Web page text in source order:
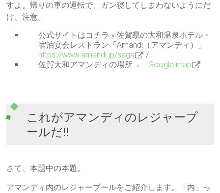
すよ。帰りの車の運転で、ガン寝してしまわないようにだ
け、注意。
公式サイトはコチラ » 佐賀県の大和温泉ホテル・
宿泊宴会レストラン「Amandi（アマンディ）」
https://www.amandi.jp/saga
/
佐賀大和アマンディの場所→ Google map
これがアマンディのレジャープ
ールだ!!
さて、本題中の本題。
アマンディ内のレジャープールをご紹介します。「内」っ